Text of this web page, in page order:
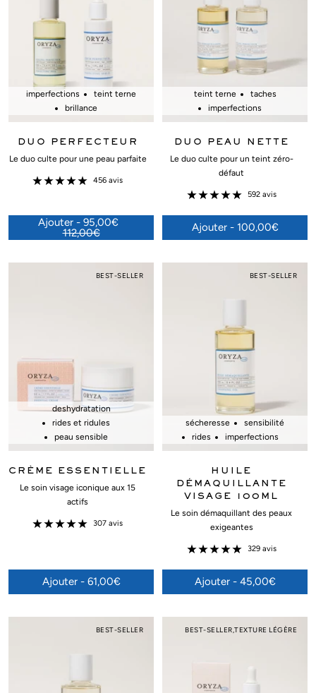
imperfections
teint terne
brillance
DUO PERFECTEUR
Le duo culte pour une peau parfaite
456 avis
112,00€
teint terne
taches
imperfections
DUO PEAU NETTE
Le duo culte pour un teint zéro-
défaut
592 avis
Ajouter - 100,00€
BEST-SELLER
deshydratation
rides et ridules
peau sensible
CRÈME ESSENTIELLE
Le soin visage iconique aux 15
actifs
307 avis
Ajouter - 61,00€
BEST-SELLER
sécheresse
sensibilité
rides
imperfections
HUILE
DÉMAQUILLANTE
VISAGE 100ML
Le soin démaquillant des peaux
exigeantes
329 avis
Ajouter - 45,00€
BEST-SELLER BEST-SELLER,TEXTURE LÉGÈRE